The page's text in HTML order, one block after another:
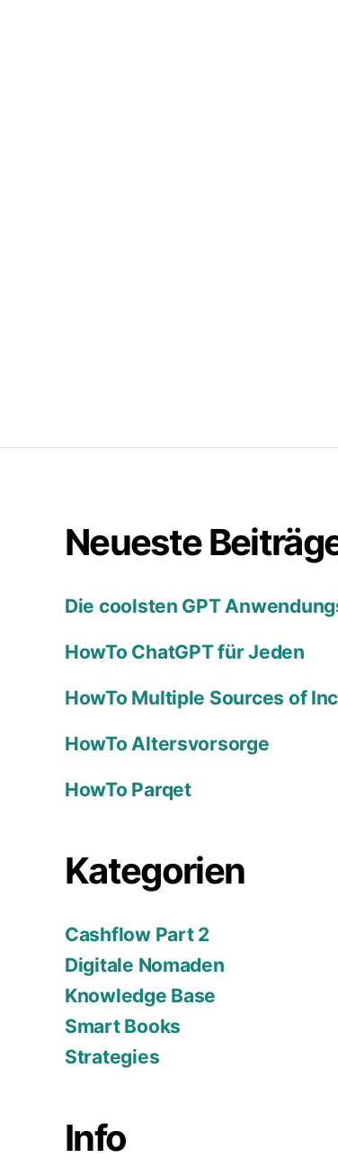
Neueste
Die coolsten GPT
HowTo ChatGPT für Jeden
HowTo Multiple Sources of
HowTo Altersvorsorge
HowTo Parqet
Kategorien
Cashflow Part 2
Digitale Nomaden
Knowledge Base
Smart Books
Strategies
Info